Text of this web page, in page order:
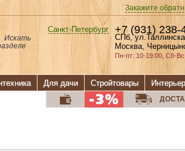
Закажите
Санкт-Петербург +7 (931) 238-
СПб,
Москва,
Пн-пт: 10-19:00, Сб-
Искать
Для дачи Стройтовары Интерьер